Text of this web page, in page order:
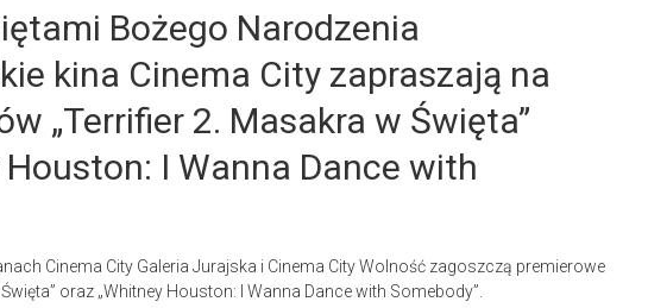
Bożego Narodzenia
kina Cinema City zapraszają na
„Terrifier 2. Masakra w Święta”
Houston: I Wanna Dance with
Cinema City Galeria Jurajska i Cinema City Wolność zagoszczą premierowe
oraz „Whitney Houston: I Wanna Dance with Somebody”.